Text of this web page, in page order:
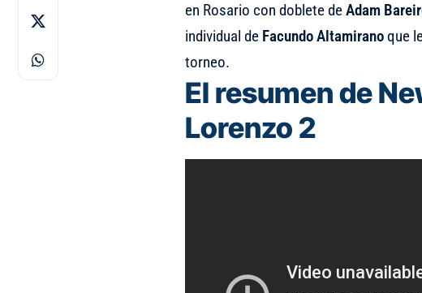
en Rosario con doblete deAdam
individual de Facundo Altamiranoque
torneo.
El resumen de
Lorenzo 2